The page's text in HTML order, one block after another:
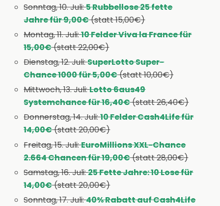
Sonntag, 10. Juli:5 Rubbellose 25 fette
Jahre für 9,00€(statt 15,00€)
Montag, 11. Juli:10 Felder Viva la France für
15,00€(statt 22,00€)
Dienstag, 12. Juli:SuperLotto Super-
Chance 1000 für 5,00€(statt 10,00€)
Mittwoch, 13. Juli:Lotto 6aus49
Systemchance für 16,40€(statt 26,40€)
Donnerstag, 14. Juli:10 Felder Cash4Life für
14,00€(statt 20,00€)
Freitag, 15. Juli:EuroMillions XXL-Chance
2.664 Chancen für 19,00€(statt 28,00€)
Samstag, 16. Juli:25 Fette Jahre: 10 Lose für
14,00€(statt 20,00€)
Sonntag, 17. Juli:40% Rabatt auf Cash4Life